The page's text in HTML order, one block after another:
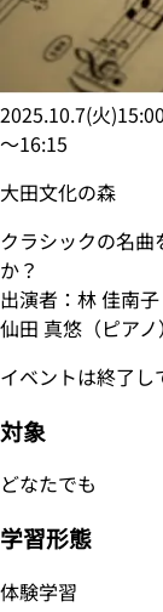
2025.10.7(火)15:00
〜16:15
大田文化の森
クラシックの名
か？
出演者：林 佳南
仙田 真悠（ピアノ）
イベントは終了し
対象
どなたでも
学習形態
体験学習